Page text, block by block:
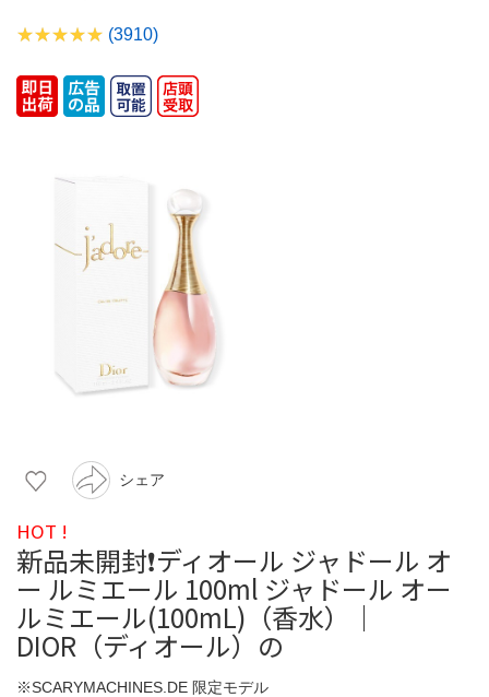
(3910)
シェア
HOT !
新品未開封❗️ディオール ジャドール オ
ー ルミエール 100ml ジャドール オー
ルミエール(100mL)（香水）｜
DIOR（ディオール）の
※SCARYMACHINES.DE 限定モデル